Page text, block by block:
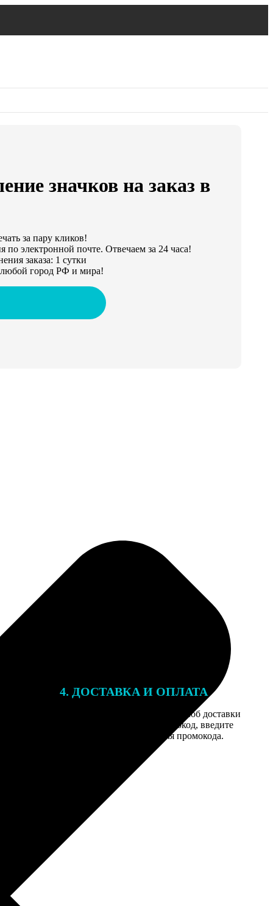
значков на заказ в
за пару кликов!
по электронной почте. Отвечаем за 24 часа!
заказа: 1 сутки
город РФ и мира!
После
на email с
заказ
для
4. ДОСТАВКА И ОПЛАТА
Введите адрес и выберите способ доставки
заказа. Если у вас есть промокод, введите
его в специальное поле для промокода.